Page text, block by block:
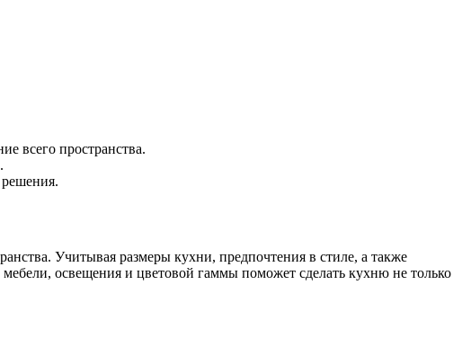
всего пространства.
Учитывая размеры кухни, предпочтения в стиле, а также
освещения и цветовой гаммы поможет сделать кухню не только